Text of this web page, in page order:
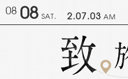
2.07.10 AM
08 08 SAT.